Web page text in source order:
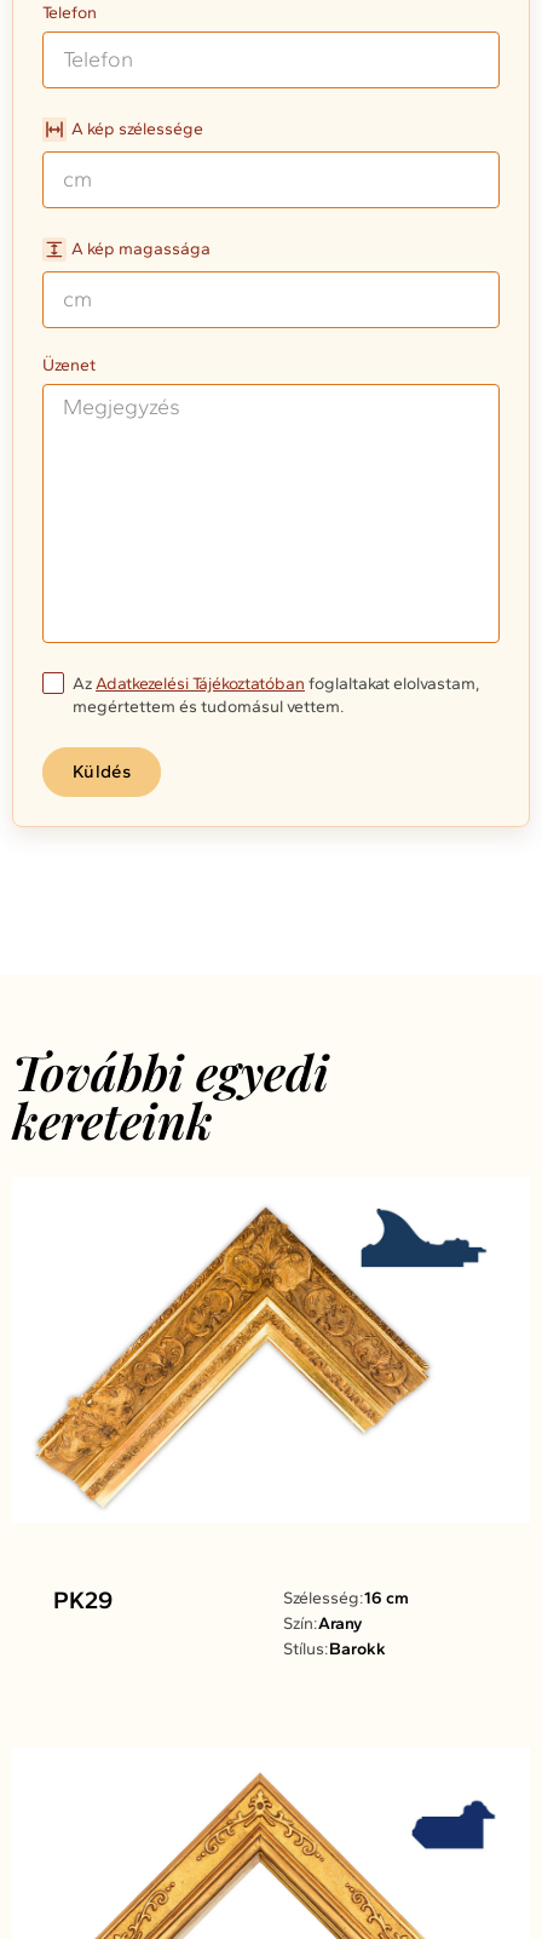
Telefon
A kép szélessége
A kép magassága
Üzenet
AzAdatkezelési Tájékoztatóban foglaltakat elolvastam,
megértettem és tudomásul vettem.
Küldés
További egyedi
kereteink
PK29 Szélesség:16 cm
Szín:Arany
Stílus:Barokk